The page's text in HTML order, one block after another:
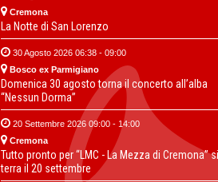
Cremona
La Notte di San Lorenzo
30 Agosto 2026 06:38 - 09:00
Bosco ex Parmigiano
Domenica 30 agosto torna il concerto all’alba
“Nessun Dorma”
20 Settembre 2026 09:00 - 14:00
Cremona
Tutto pronto per “LMC - La Mezza di Cremona” si
terra il 20 settembre